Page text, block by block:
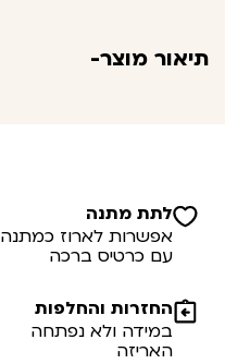
תיאור מוצר-
לתת מתנה
אפשרות לארוז כמתנה
עם כרטיס ברכה
החזרות והחלפות
במידה ולא נפתחה
האריזה